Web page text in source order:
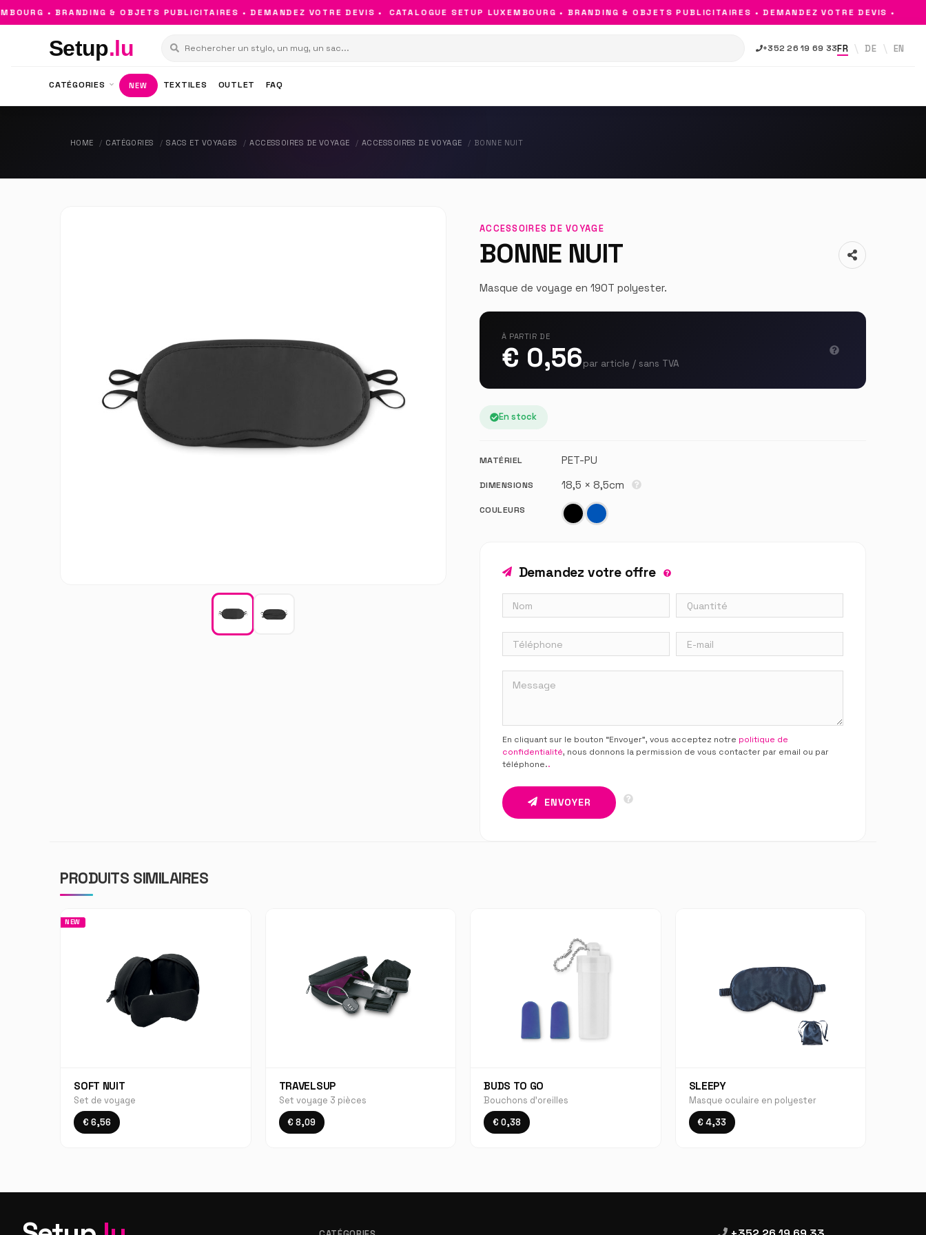
• BRANDING & OBJETS PUBLICITAIRES • DEMANDEZ VOTRE DEVIS • CATALOGUE SETUP LUXEMBOURG • BRANDING & OBJETS PUBLICITAIRES • DEMANDEZ VOTRE DEVIS •
Setup.lu +352 26 19 69 33FR DE EN
CATÉGORIES NEW TEXTILES OUTLET FAQ
HOME CATÉGORIES SACS ET VOYAGES ACCESSOIRES DE VOYAGE ACCESSOIRES DE VOYAGE BONNE NUIT
ACCESSOIRES DE VOYAGE
BONNE NUIT
Masque de voyage en 190T polyester.
À PARTIR DE
€ 0,56par article / sans TVA
En stock
MATÉRIEL PET-PU
DIMENSIONS 18,5 × 8,5cm
COULEURS
Demandez votre offre
En cliquant sur le bouton “Envoyer”, vous acceptez notre politique de
confidentialité, nous donnons la permission de vous contacter par email ou par
téléphone..
ENVOYER
PRODUITS SIMILAIRES
NEW
SOFT NUIT
Set de voyage
€ 6,56
TRAVELSUP
Set voyage 3 pièces
€ 8,09
BUDS TO GO
Bouchons d'oreilles
€ 0,38
SLEEPY
Masque oculaire en polyester
€ 4,33